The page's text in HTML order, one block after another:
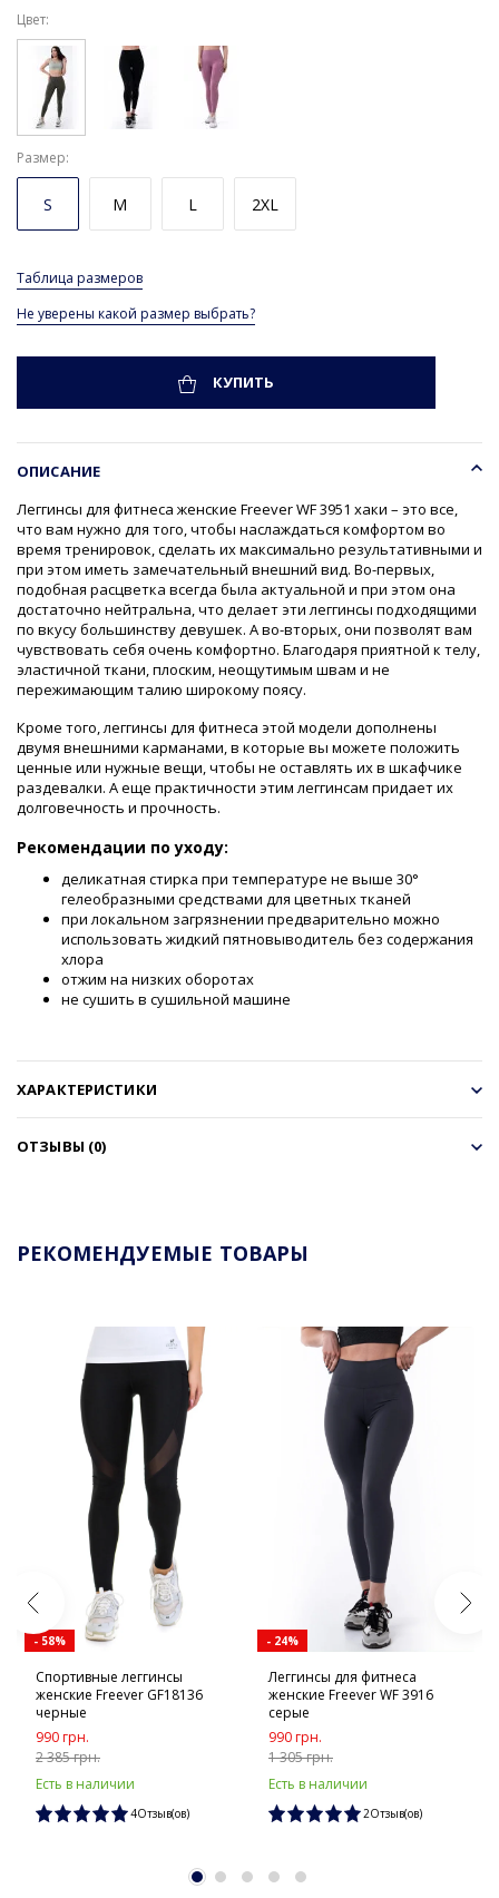
Цвет:
Размер
S M L 2XL
Таблица размеров
Не уверены какой размер выбрать?
КУПИТЬ
ОПИСАНИЕ
Леггинсы для фитнеса женские Freever WF 3951 хаки – это все,
что вам нужно для того, чтобы наслаждаться комфортом во
время тренировок, сделать их максимально результативными и
при этом иметь замечательный внешний вид. Во-первых,
подобная расцветка всегда была актуальной и при этом она
достаточно нейтральна, что делает эти леггинсы подходящими
по вкусу большинству девушек. А во-вторых, они позволят вам
чувствовать себя очень комфортно. Благодаря приятной к телу,
эластичной ткани, плоским, неощутимым швам и не
пережимающим талию широкому поясу.
Кроме того, леггинсы для фитнеса этой модели дополнены
двумя внешними карманами, в которые вы можете положить
ценные или нужные вещи, чтобы не оставлять их в шкафчике
раздевалки. А еще практичности этим леггинсам придает их
долговечность и прочность.
Рекомендации по уходу:
деликатная стирка при температуре не выше 30°
гелеобразными средствами для цветных тканей
при локальном загрязнении предварительно можно
использовать жидкий пятновыводитель без содержания
хлора
отжим на низких оборотах
не сушить в сушильной машине
ХАРАКТЕРИСТИКИ
ОТЗЫВЫ (0)
РЕКОМЕНДУЕМЫЕ ТОВАРЫ
- 58%
Спортивные леггинсы
женские Freever GF18136
черные
990 грн.
2 385 грн.
Есть в наличии
4Отзыв(ов)
- 24%
Леггинсы для фитнеса
женские Freever WF 3916
серые
990 грн.
1 305 грн.
Есть в наличии
2Отзыв(ов)